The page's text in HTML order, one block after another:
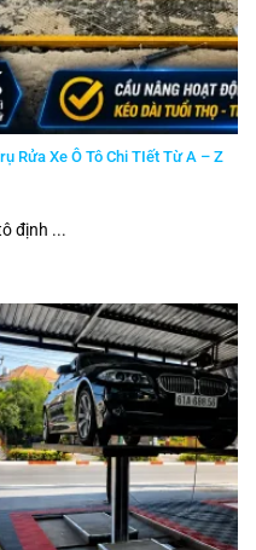
Rửa Xe Ô Tô Chi TIết Từ A – Z
định ...